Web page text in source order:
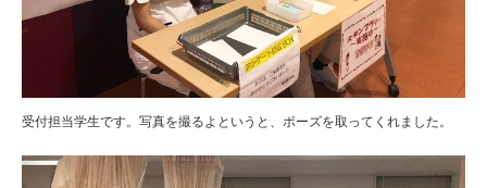
受付担当学生です。写真を撮るよというと、ポーズを取ってくれました。